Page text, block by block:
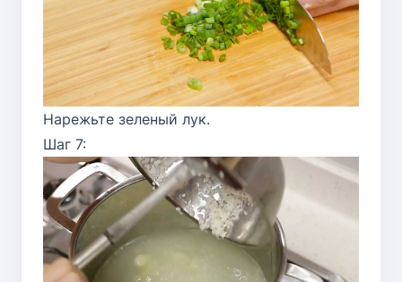
Нарежьте зеленый лук.
Шаг 7: